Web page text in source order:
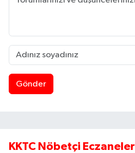
Gönder
KKTC Nöbetçi Eczaneler